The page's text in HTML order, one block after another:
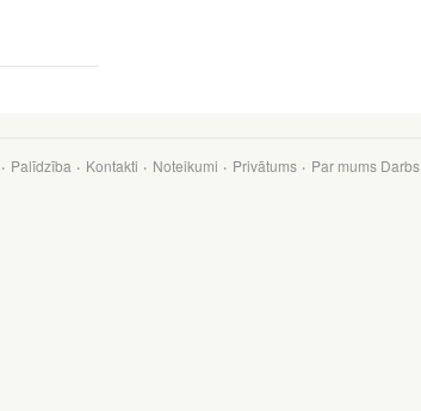
Palīdzība Kontakti Noteikumi Privātums Par mums Darbs